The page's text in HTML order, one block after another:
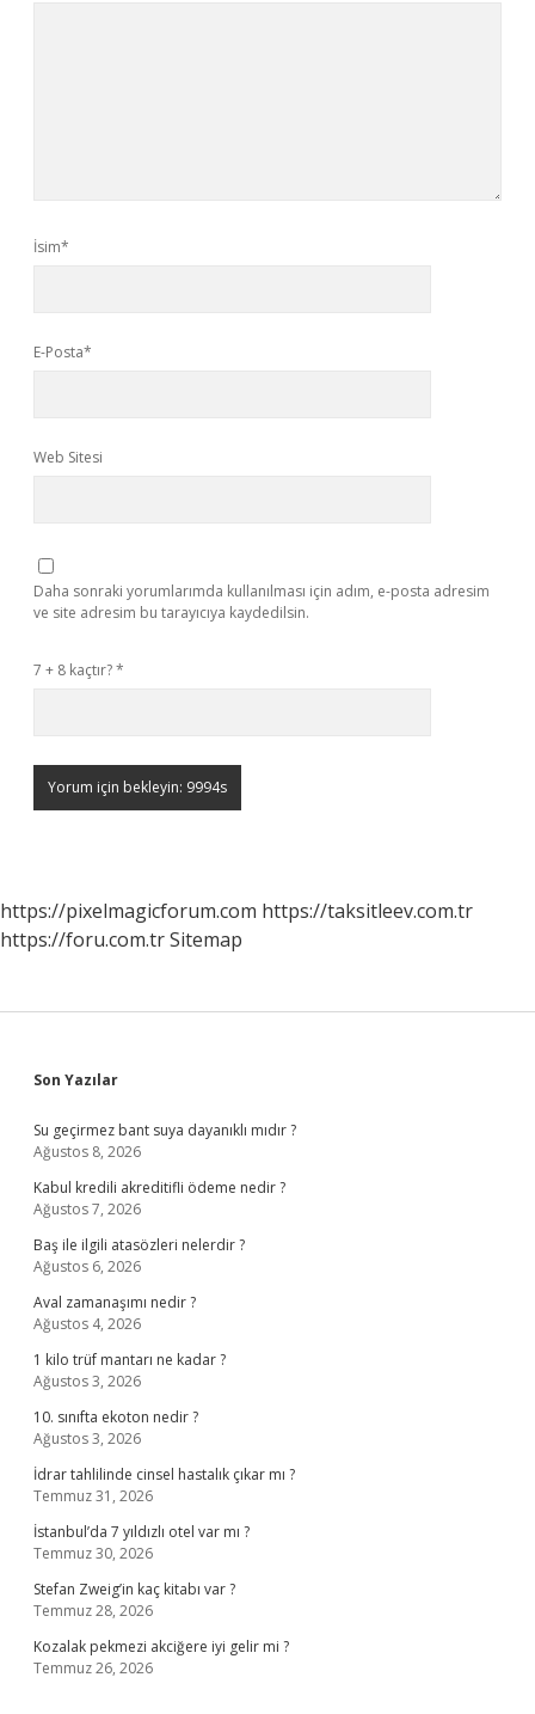
İsim*
E-Posta*
Web Sitesi
Daha sonraki yorumlarımda kullanılması için adım, e-posta adresim
ve site adresim bu tarayıcıya kaydedilsin.
7 + 8 kaçtır?*
https://pixelmagicforum.com https://taksitleev.com.tr
https://foru.com.trSitemap
Sidebar
Son Yazılar
Su geçirmez bant suya dayanıklı mıdır ?
Ağustos 8, 2026
Kabul kredili akreditifli ödeme nedir ?
Ağustos 7, 2026
Baş ile ilgili atasözleri nelerdir ?
Ağustos 6, 2026
Aval zamanaşımı nedir ?
Ağustos 4, 2026
1 kilo trüf mantarı ne kadar ?
Ağustos 3, 2026
10. sınıfta ekoton nedir ?
Ağustos 3, 2026
İdrar tahlilinde cinsel hastalık çıkar mı ?
Temmuz 31, 2026
İstanbul’da 7 yıldızlı otel var mı ?
Temmuz 30, 2026
Stefan Zweig’in kaç kitabı var ?
Temmuz 28, 2026
Kozalak pekmezi akciğere iyi gelir mi ?
Temmuz 26, 2026